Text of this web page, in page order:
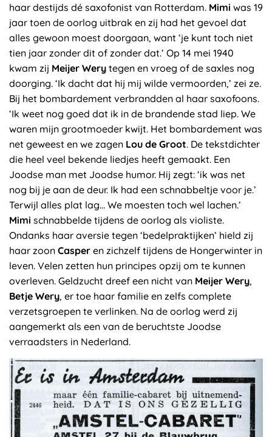
haar destijds dé saxofonist van Rotterdam. Mimi was 19
jaar toen de oorlog uitbrak en zij had het gevoel dat
alles gewoon moest doorgaan, want ‘je kunt toch niet
tien jaar zonder dit of zonder dat.’ Op 14 mei 1940
kwam zij Meijer Wery tegen en vroeg of de saxles nog
doorging. ‘Ik dacht dat hij mij wilde vermoorden,’ zei ze.
Bij het bombardement verbrandden al haar saxofoons.
‘Ik weet nog goed dat ik in de brandende stad liep. We
waren mijn grootmoeder kwijt. Het bombardement was
net geweest en we zagen Lou de Groot. De tekstdichter
die heel veel bekende liedjes heeft gemaakt. Een
Joodse man met Joodse humor. Hij zegt: ‘ik was net
nog bij je aan de deur. Ik had een schnabbeltje voor je.’
Terwijl alles plat lag… We moesten toch wel lachen.’
Mimi schnabbelde tijdens de oorlog als violiste.
Ondanks haar aversie tegen ‘bedelpraktijken’ hield zij
haar zoon Casper en zichzelf tijdens de Hongerwinter in
leven. Velen zetten hun principes opzij om te kunnen
overleven. Geldzucht dreef een nicht van Meijer Wery,
Betje Wery, er toe haar familie en zelfs complete
verzetsgroepen te verlinken. Na de oorlog werd zij
aangemerkt als een van de beruchtste Joodse
verraadsters in Nederland.